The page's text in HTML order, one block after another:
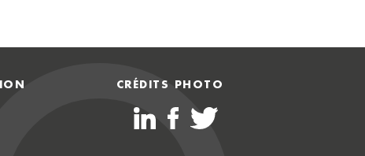
CRÉDITS PHOTO